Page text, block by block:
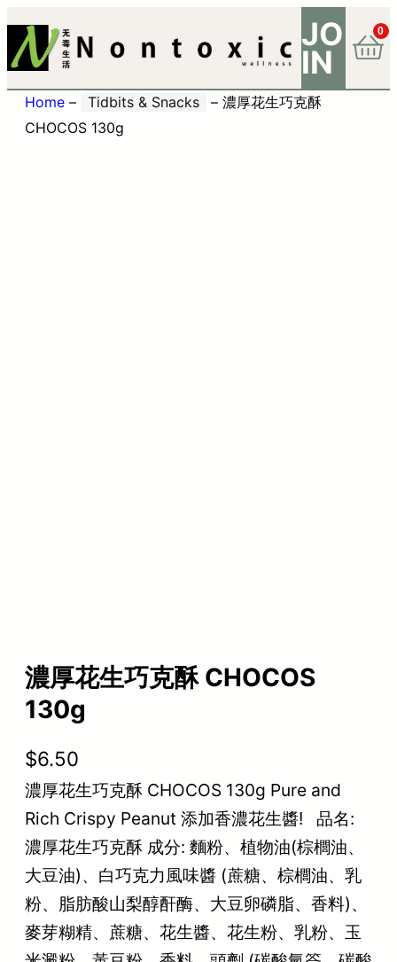
JO
IN
0
Home – Tidbits & Snacks – 濃厚花生巧克酥
CHOCOS 130g
濃厚花生巧克酥 CHOCOS
130g
$6.50
濃厚花生巧克酥 CHOCOS 130g Pure and
Rich Crispy Peanut 添加香濃花生醬! 品名:
濃厚花生巧克酥 成分: 麵粉、植物油(棕櫚油、
大豆油)、白巧克力風味醬 (蔗糖、棕櫚油、乳
粉、脂肪酸山梨醇酐酶、大豆卵磷脂、香料)、
麥芽糊精、蔗糖、花生醬、花生粉、乳粉、玉